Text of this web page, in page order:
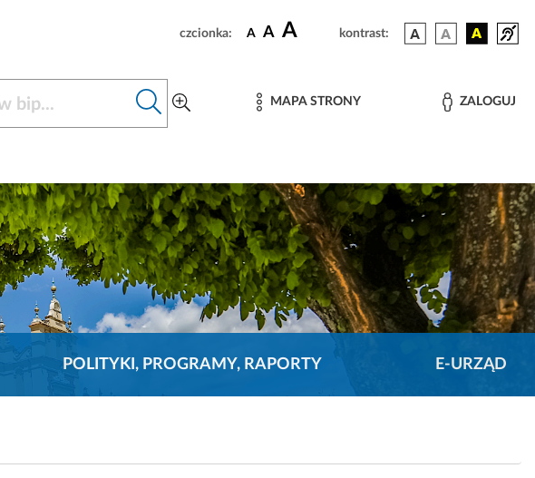
czcionka: A A A kontrast:
MAPA STRONY ZALOGUJ
POLITYKI, PROGRAMY, RAPORTY E-URZĄD